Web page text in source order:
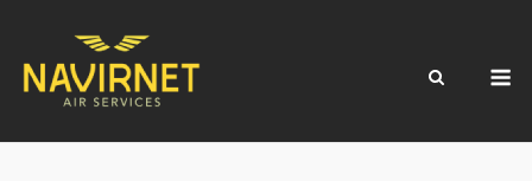
content